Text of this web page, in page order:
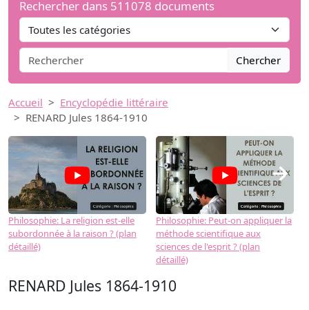
Rechercher dans 511078 documents
Chercher
Accueil
Encyclopédie littéraire
RENARD Jules 1864-1910
Philosophie: La religion est-elle
subordonnée à la raison ? (plan
détaillé)
Philosophie: Peut-on appliquer la
méthode scientifique aux
sciences de l'esprit ? (plan
détaillé)
→
RENARD Jules 1864-1910